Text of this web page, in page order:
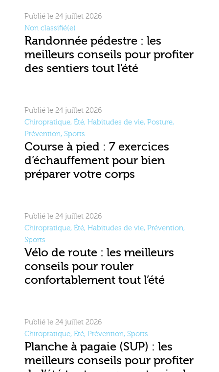
Publié le 24 juillet 2026
Non classifié(e)
Randonnée pédestre : les
meilleurs conseils pour profiter
des sentiers tout l’été
Publié le 24 juillet 2026
Chiropratique, Été, Habitudes de vie, Posture,
Prévention, Sports
Course à pied : 7 exercices
d’échauffement pour bien
préparer votre corps
Publié le 24 juillet 2026
Chiropratique, Été, Habitudes de vie, Prévention,
Sports
Vélo de route : les meilleurs
conseils pour rouler
confortablement tout l’été
Publié le 24 juillet 2026
Chiropratique, Été, Prévention, Sports
Planche à pagaie (SUP) : les
meilleurs conseils pour profiter